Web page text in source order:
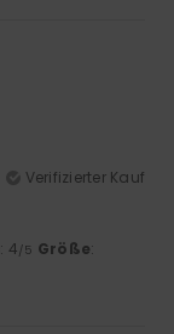
Verifizierter Kauf
: 4/5 Größe: